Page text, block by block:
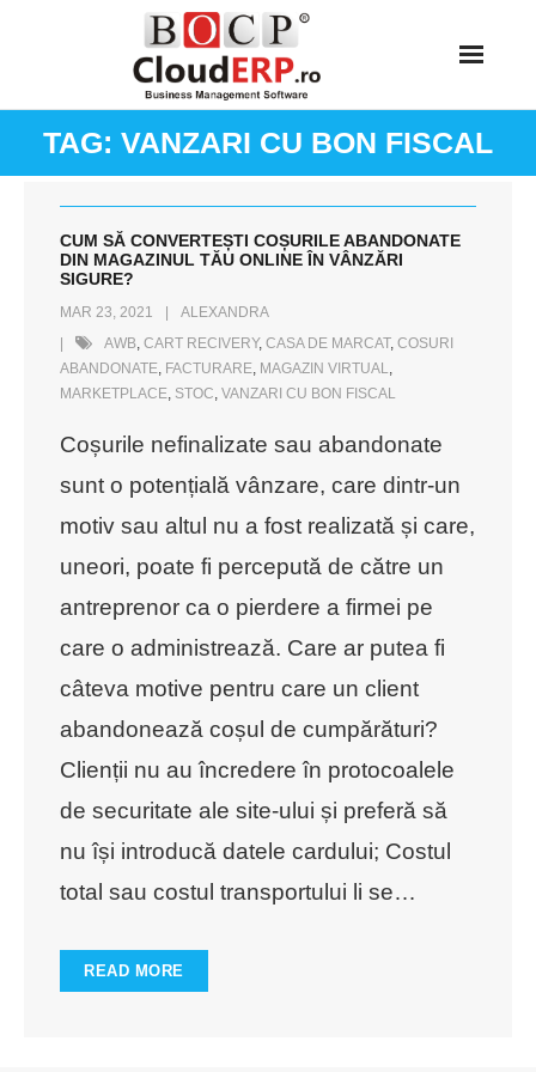
TAG: VANZARI CU BON FISCAL
CUM SĂ CONVERTEȘTI COȘURILE ABANDONATE
DIN MAGAZINUL TĂU ONLINE ÎN VÂNZĂRI
SIGURE?
MAR 23, 2021
ALEXANDRA
AWB, CART RECIVERY, CASA DE MARCAT, COSURI
ABANDONATE, FACTURARE, MAGAZIN VIRTUAL,
MARKETPLACE, STOC, VANZARI CU BON FISCAL
Coșurile nefinalizate sau abandonate
sunt o potențială vânzare, care dintr-un
motiv sau altul nu a fost realizată și care,
uneori, poate fi percepută de către un
antreprenor ca o pierdere a firmei pe
care o administrează. Care ar putea fi
câteva motive pentru care un client
abandonează coșul de cumpărături?
Clienții nu au încredere în protocoalele
de securitate ale site-ului și preferă să
nu își introducă datele cardului; Costul
total sau costul transportului li se…
READ MORE